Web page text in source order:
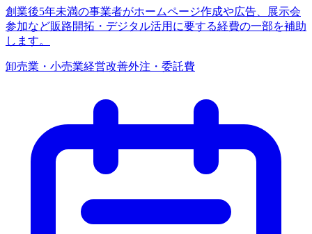
創業後5年未満の事業者がホームページ作成や広告、展示会
参加など販路開拓・デジタル活用に要する経費の一部を補助
します。
卸売業・小売業経営改善外注・委託費